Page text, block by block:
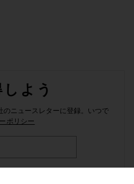
よう
のニュースレターに登録。いつで
ポリシー